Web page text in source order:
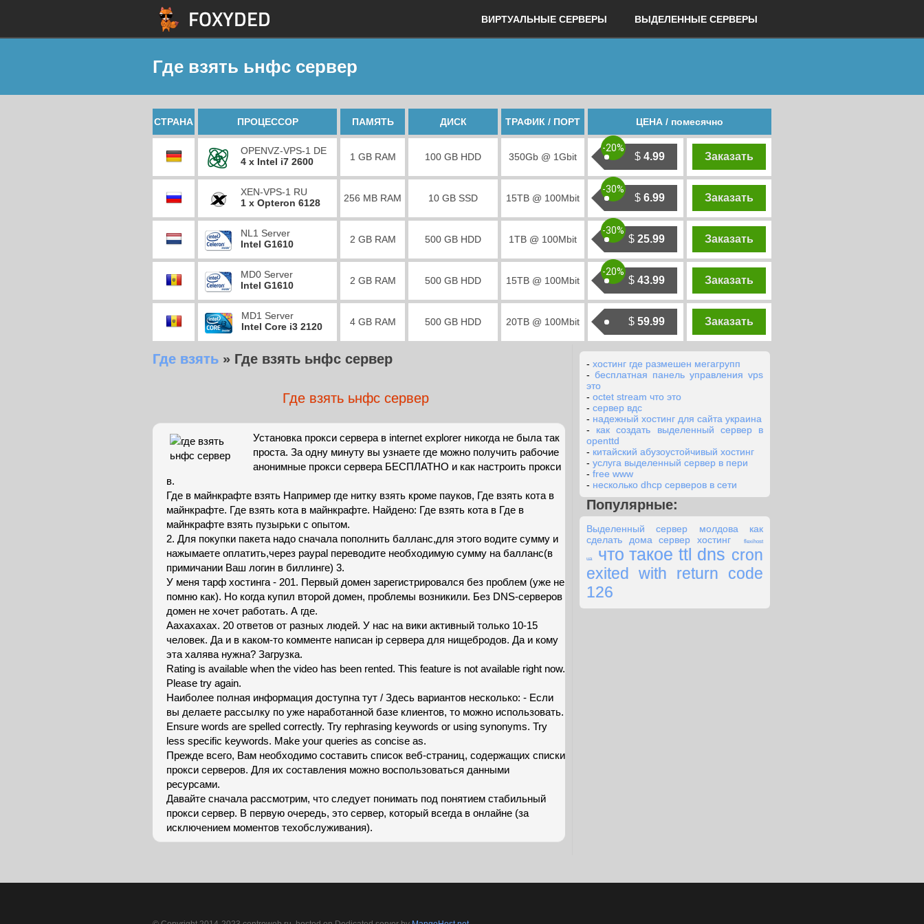
ВИРТУАЛЬНЫЕ СЕРВЕРЫ ВЫДЕЛЕННЫЕ СЕРВЕРЫ
Где взять ьнфс сервер
СТРАНА ПРОЦЕССОР ПАМЯТЬ ДИСК ТРАФИК / ПОРТ ЦЕНА / помесячно
OPENVZ-VPS-1 DE
4 x Intel i7 2600
1 GB RAM 100 GB HDD 350Gb @ 1Gbit $ 4.99
-20%
Заказать
XEN-VPS-1 RU
1 x Opteron 6128
256 MB RAM 10 GB SSD 15TB @ 100Mbit $ 6.99
-30%
Заказать
NL1 Server
Intel G1610
2 GB RAM 500 GB HDD 1TB @ 100Mbit $ 25.99
-30%
Заказать
MD0 Server
Intel G1610
2 GB RAM 500 GB HDD 15TB @ 100Mbit $ 43.99
-20%
Заказать
MD1 Server
Intel Core i3 2120
4 GB RAM 500 GB HDD 20TB @ 100Mbit $ 59.99 Заказать
Где взять » Где взять ьнфс сервер
Где взять ьнфс сервер
Установка прокси сервера в internet explorer никогда не была так
проста. За одну минуту вы узнаете где можно получить рабочие
анонимные прокси сервера БЕСПЛАТНО и как настроить прокси
в.
Где в майнкрафте взять Например где нитку взять кроме пауков, Где взять кота в
майнкрафте. Где взять кота в майнкрафте. Найдено: Где взять кота в Где в
майнкрафте взять пузырьки с опытом.
2. Для покупки пакета надо сначала пополнить балланс,для этого водите сумму и
нажымаете оплатить,через paypal переводите необходимую сумму на балланс(в
примичании Ваш логин в биллинге) 3.
У меня тарф хостинга - 201. Первый домен зарегистрировался без проблем (уже не
помню как). Но когда купил второй домен, проблемы возникили. Без DNS-серверов
домен не хочет работать. А где.
Аахахахах. 20 ответов от разных людей. У нас на вики активный только 10-15
человек. Да и в каком-то комменте написан ip сервера для нищебродов. Да и кому
эта халява нужна? Загрузка.
Rating is available when the video has been rented. This feature is not available right now.
Please try again.
Наиболее полная информация доступна тут / Здесь вариантов несколько: - Если
вы делаете рассылку по уже наработанной базе клиентов, то можно использовать.
Ensure words are spelled correctly. Try rephrasing keywords or using synonyms. Try
less specific keywords. Make your queries as concise as.
Прежде всего, Вам необходимо составить список веб-страниц, содержащих списки
прокси серверов. Для их составления можно воспользоваться данными
ресурсами.
Давайте сначала рассмотрим, что следует понимать под понятием стабильный
прокси сервер. В первую очередь, это сервер, который всегда в онлайне (за
исключением моментов техобслуживания).
- хостинг где размешен мегагрупп
- бесплатная панель управления vps
это
- octet stream что это
- сервер вдс
- надежный хостинг для сайта украина
- как создать выделенный сервер в
openttd
- китайский абузоустойчивый хостинг
- услуга выделенный сервер в пери
- free www
- несколько dhcp серверов в сети
Популярные:
Выделенный сервер молдова
как
сделать дома сервер хостинг
flexihost
ua что такое ttl dns cron
exited with return code
126